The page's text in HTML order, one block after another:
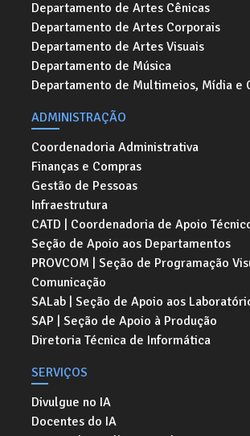
Departamento de Artes Cênicas
Departamento de Artes Corporais
Departamento de Artes Visuais
Departamento de Música
Departamento de Multimeios, Mídia e
ADMINISTRAÇÃO
Coordenadoria Administrativa
Finanças e Compras
Gestão de Pessoas
Infraestrutura
CATD | Coordenadoria de Apoio
Seção de Apoio aos Departamentos
PROVCOM | Seção de Programação
Comunicação
SALab | Seção de Apoio aos
SAP | Seção de Apoio à Produção
Diretoria Técnica de Informática
SERVIÇOS
Divulgue no IA
Docentes do IA